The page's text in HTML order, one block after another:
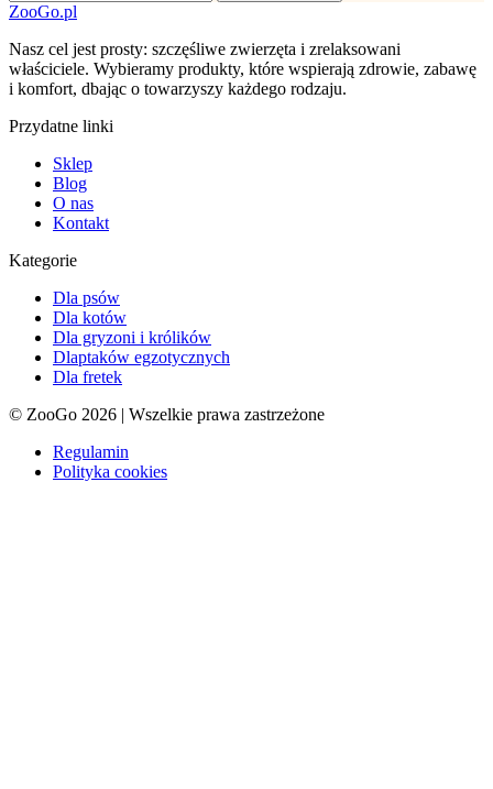
ZooGo.pl
Nasz cel jest prosty: szczęśliwe zwierzęta i zrelaksowani
właściciele. Wybieramy produkty, które wspierają zdrowie, zabawę
i komfort, dbając o towarzyszy każdego rodzaju.
Przydatne linki
Sklep
Blog
O nas
Kontakt
Kategorie
Dla psów
Dla kotów
Dla gryzoni i królików
Dlaptaków egzotycznych
Dla fretek
© ZooGo 2026 | Wszelkie prawa zastrzeżone
Regulamin
Polityka cookies